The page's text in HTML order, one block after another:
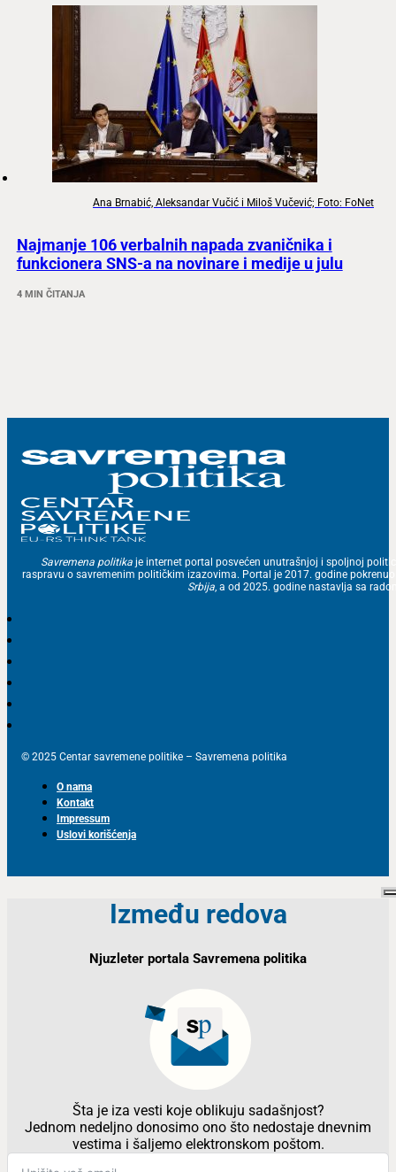
Ana Brnabić, Aleksandar Vučić i Miloš Vučević; Foto: FoNet
Najmanje 106 verbalnih napada zvaničnika i
funkcionera SNS-a na novinare i medije u julu
4 MIN ČITANJA
Savremena politika je internet portal posvećen unutrašnjoj i spoljnoj
raspravu o savremenim političkim izazovima. Portal je 2017. godine
Srbija, a od 2025. godine nastavlja sa
© 2025 Centar savremene politike – Savremena politika
O nama
Kontakt
Impressum
Uslovi korišćenja
Između redova
Njuzleter portala Savremena politika
Šta je iza vesti koje oblikuju sadašnjost?
Jednom nedeljno donosimo ono što nedostaje dnevnim
vestima i šaljemo elektronskom poštom.